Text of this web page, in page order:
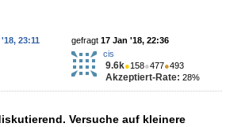
gefragt 17 Jan '18, 22:36
cis
9.6k●158●477●493
Akzeptiert-Rate: 28%
23:11
Versuche auf kleinere